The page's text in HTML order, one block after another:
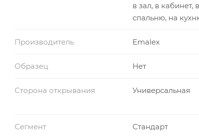
в зал, в кабинет,
спальню, на
Производитель Emalex
Образец Нет
Сторона открывания Универсальная
Сегмент Стандарт